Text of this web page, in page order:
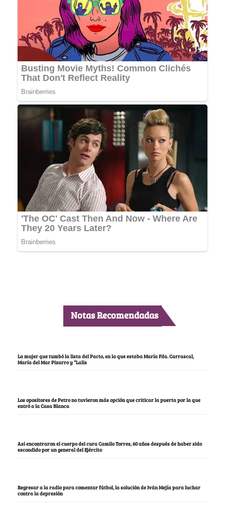
Notas Recomendadas
La mujer que tumbó la lista del Pacto, en la que estaba María Fda. Carrascal,
María del Mar Pizarro y “Lalis
Los opositores de Petro no tuvieron más opción que criticar la puerta por la que
entró a la Casa Blanca
Así encontraron el cuerpo del cura Camilo Torres, 60 años después de haber sido
escondido por un general del Ejército
Regresar a la radio para comentar fútbol, la solución de Iván Mejía para luchar
contra la depresión